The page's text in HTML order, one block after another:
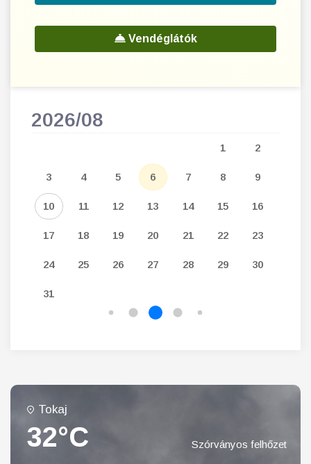
Vendéglátók
2026/08
1 2
3 4 5 6 7 8 9
10 11 12 13 14 15 16
17 18 19 20 21 22 23
24 25 26 27 28 29 30
31
Tokaj
32°C Szórványos felhőzet